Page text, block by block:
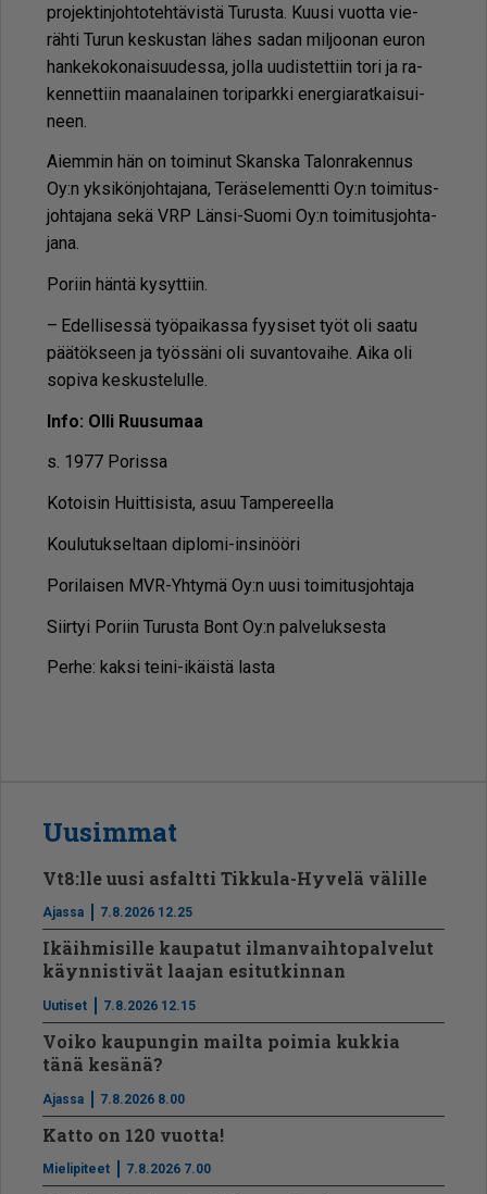
pro­jek­tin­joh­to­teh­tä­vis­tä Tu­rus­ta. Kuu­si vuot­ta vie­
räh­ti Tu­run kes­kus­tan lä­hes sa­dan mil­joo­nan eu­ron
han­ke­ko­ko­nai­suu­des­sa, jol­la uu­dis­tet­tiin tori ja ra­
ken­net­tiin maa­na­lai­nen to­ri­park­ki ener­gi­a­rat­kai­sui­
neen.
Ai­em­min hän on toi­mi­nut Skans­ka Ta­lon­ra­ken­nus
Oy:n yk­si­kön­joh­ta­ja­na, Te­rä­se­le­ment­ti Oy:n toi­mi­tus­
joh­ta­ja­na sekä VRP Län­si-Suo­mi Oy:n toi­mi­tus­joh­ta­
ja­na.
Po­riin hän­tä ky­syt­tiin.
– Edel­li­ses­sä työ­pai­kas­sa fyy­si­set työt oli saa­tu
pää­tök­seen ja työs­sä­ni oli su­van­to­vai­he. Ai­ka oli
so­pi­va kes­kus­te­lul­le.
In­fo: Ol­li Ruu­su­maa
s. 1977 Po­ris­sa
Ko­toi­sin Huit­ti­sis­ta, asuu Tam­pe­reel­la
Kou­lu­tuk­sel­taan dip­lo­mi-in­si­nöö­ri
Po­ri­lai­sen MVR-Yh­ty­mä Oy:n uu­si toi­mi­tus­joh­ta­ja
Siir­tyi Po­riin Tu­rus­ta Bont Oy:n pal­ve­luk­ses­ta
Per­he: kak­si tei­ni-ikäis­tä las­ta
Uusimmat
Vt8:lle uusi asfaltti Tikkula-Hyvelä välille
Ajassa 7.8.2026 12.25
Ikäihmisille kaupatut ilmanvaihtopalvelut
käynnistivät laajan esitutkinnan
Uutiset 7.8.2026 12.15
Voiko kaupungin mailta poimia kukkia
tänä kesänä?
Ajassa 7.8.2026 8.00
Katto on 120 vuotta!
Mielipiteet 7.8.2026 7.00